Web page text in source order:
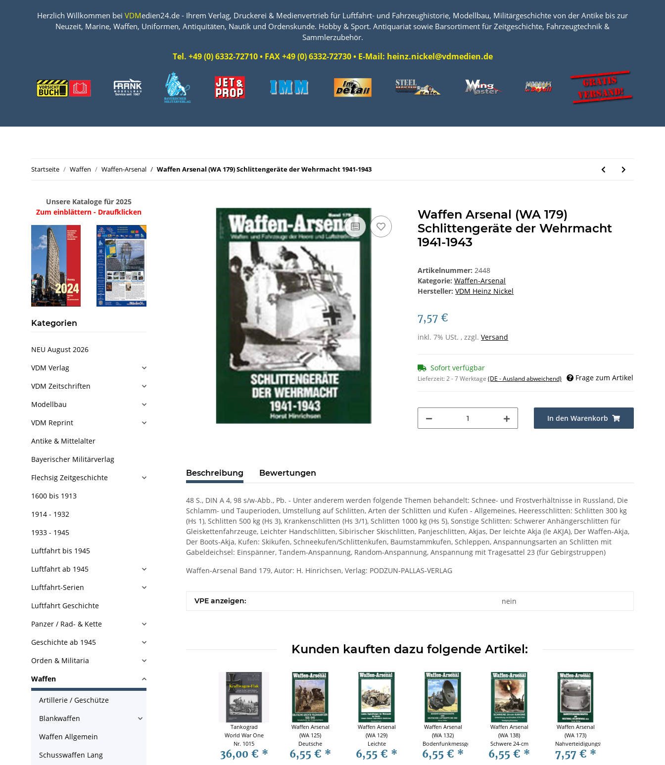
Herzlich Willkommen bei VDMedien24.de - Ihrem Verlag, Druckerei & Medienvertrieb für Luftfahrt- und Fahrzeughistorie, Modellbau, Militärgeschichte von der Antike bis zur
Neuzeit, Marine, Waffen, Uniformen, Antiquitäten, Nautik und Ordenskunde. Hobby & Sport. Antiquariat sowie Barsortiment für Zeitgeschichte, Fahrzeugtechnik &
Sammlerzubehör.
Tel. +49 (0) 6332-72710 • FAX +49 (0) 6332-72730 • E-Mail: heinz.nickel@vdmedien.de
Startseite Waffen Waffen-Arsenal Waffen Arsenal (WA 179) Schlittengeräte der Wehrmacht 1941-1943
Waffen Arsenal (WA 179)
Schlittengeräte der Wehrmacht
1941-1943
Artikelnummer:2448
Kategorie:Waffen-Arsenal
Hersteller: VDM Heinz Nickel
7,57 €
inkl. 7% USt. , zzgl.Versand
Sofort verfügbar
Lieferzeit:2 - 7 Werktage(DE - Ausland abweichend) Frage zum Artikel
In den Warenkorb
Beschreibung Bewertungen
48 S., DIN A 4, 98 s/w-Abb., Pb. - Unter anderem werden folgende Themen behandelt: Schnee- und Frostverhältnisse in Russland, Die
Schlamm- und Tauperioden, Umstellung auf Schlitten, Arten der Schlitten und Kufen - Allgemeines, Heeresschlitten: Schlitten 300 kg
(Hs 1), Schlitten 500 kg (Hs 3), Krankenschlitten (Hs 3/1), Schlitten 1000 kg (Hs 5), Sonstige Schlitten: Schwerer Anhängerschlitten für
Gleiskettenfahrzeuge, Leichter Handschlitten, Sibirischer Skischlitten, Panjeschlitten, Akjas, Der leichte Akja (le AKJA), Der Waffen-Akja,
Der Boots-Akja, Kufen: Skikufen, Schneekufen/Schlittenkufen, Baumstammkufen, Schleppen, Anspannungsarten an Schlitten mit
Gabeldeichsel: Einspänner, Tandem-Anspannung, Random-Anspannung, Anspannung mit Tragesattel 23 (für Gebirgstruppen)
Waffen-Arsenal Band 179, Autor: H. Hinrichsen, Verlag: PODZUN-PALLAS-VERLAG
VPE anzeigen: nein
Kunden kauften dazu folgende Artikel:
Tankograd
World War One
Nr. 1015
Kraftwagen-
Flak German
36,00 € *
Waffen Arsenal
(WA 125)
Deutsche
leichte
Feldhaubitzen
6,55 € *
Waffen Arsenal
(WA 129)
Leichte
Zugkraftwagen
der Wehrmacht
6,55 € *
Waffen Arsenal
(WA 132)
Bodenfunkmessgeräte
der Deutschen
Luftwaffe bis
6,55 € *
Waffen Arsenal
(WA 138)
Schwere 24-cm
Kanone -
Entwickl. und
6,55 € *
Waffen Arsenal
(WA 173)
Nahverteidigungswaffen
am Westwall -
Atlantikwall
7,57 € *
Unsere Kataloge für 2025
Zum einblättern - Draufklicken
Kategorien
NEU August 2026
VDM Verlag
VDM Zeitschriften
Modellbau
VDM Reprint
Antike & Mittelalter
Bayerischer Militärverlag
Flechsig Zeitgeschichte
1600 bis 1913
1914 - 1932
1933 - 1945
Luftfahrt bis 1945
Luftfahrt ab 1945
Luftfahrt-Serien
Luftfahrt Geschichte
Panzer / Rad- & Kette
Geschichte ab 1945
Orden & Militaria
Waffen
Artillerie / Geschütze
Blankwaffen
Waffen Allgemein
Schusswaffen Lang